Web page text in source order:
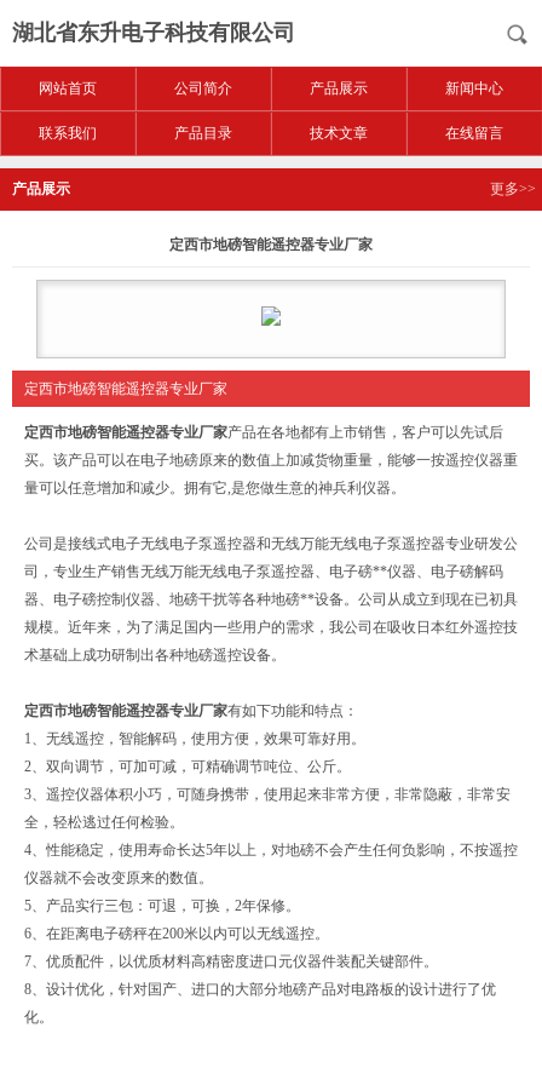
湖北省东升电子科技有限公司
网站首页 公司简介 产品展示 新闻中心
联系我们 产品目录 技术文章 在线留言
产品展示 更多>>
定西市地磅智能遥控器专业厂家
定西市地磅智能遥控器专业厂家
定西市地磅智能遥控器专业厂家产品在各地都有上市销售，客户可以先试后
买。该产品可以在电子地磅原来的数值上加减货物重量，能够一按遥控仪器重
量可以任意增加和减少。拥有它,是您做生意的神兵利仪器。
公司是接线式电子无线电子泵遥控器和无线万能无线电子泵遥控器专业研发公
司，专业生产销售无线万能无线电子泵遥控器、电子磅**仪器、电子磅解码
器、电子磅控制仪器、地磅干扰等各种地磅**设备。公司从成立到现在已初具
规模。近年来，为了满足国内一些用户的需求，我公司在吸收日本红外遥控技
术基础上成功研制出各种地磅遥控设备。
定西市地磅智能遥控器专业厂家有如下功能和特点：
1、无线遥控，智能解码，使用方便，效果可靠好用。
2、双向调节，可加可减，可精确调节吨位、公斤。
3、遥控仪器体积小巧，可随身携带，使用起来非常方便，非常隐蔽，非常安
全，轻松逃过任何检验。
4、性能稳定，使用寿命长达5年以上，对地磅不会产生任何负影响，不按遥控
仪器就不会改变原来的数值。
5、产品实行三包：可退，可换，2年保修。
6、在距离电子磅秤在200米以内可以无线遥控。
7、优质配件，以优质材料高精密度进口元仪器件装配关键部件。
8、设计优化，针对国产、进口的大部分地磅产品对电路板的设计进行了优
化。